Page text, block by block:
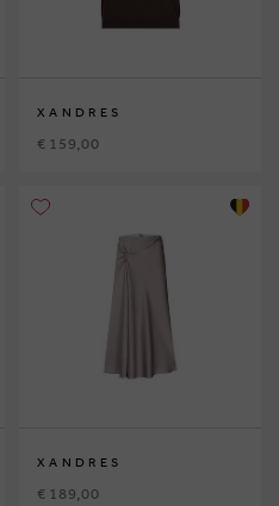
XANDRES
€ 159,00
XANDRES
€ 189,00